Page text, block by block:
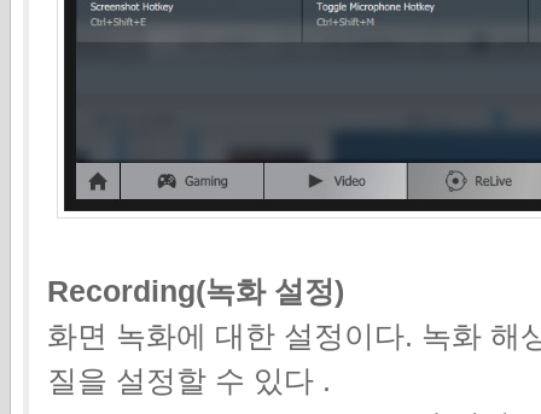
Recording(녹화 설정)
화면 녹화에 대한 설정이다. 녹화 해
질을 설정할 수 있다 .